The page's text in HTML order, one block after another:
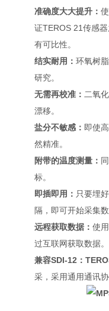
准确度大大提升：
证TEROS 21传感
有可比性。
结实耐用： 环氧树
研究。
无需再校准： 二氧
漂移。
盐分不敏感： 即使
然精准。
附带的温度测量：
标。
即插即用： 只要埋
隔，即可开始采集
远程获取数据： 使用
过互联网获取数据。
兼容SDI-12：
采，采用通用通讯协